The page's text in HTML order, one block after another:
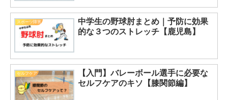
スポーツ障害
中学生の野球肘まとめ｜予防に効果
的な３つのストレッチ【鹿児島】
セルフケア
【入門】バレーボール選手に必要な
セルフケアのキソ【膝関節編】